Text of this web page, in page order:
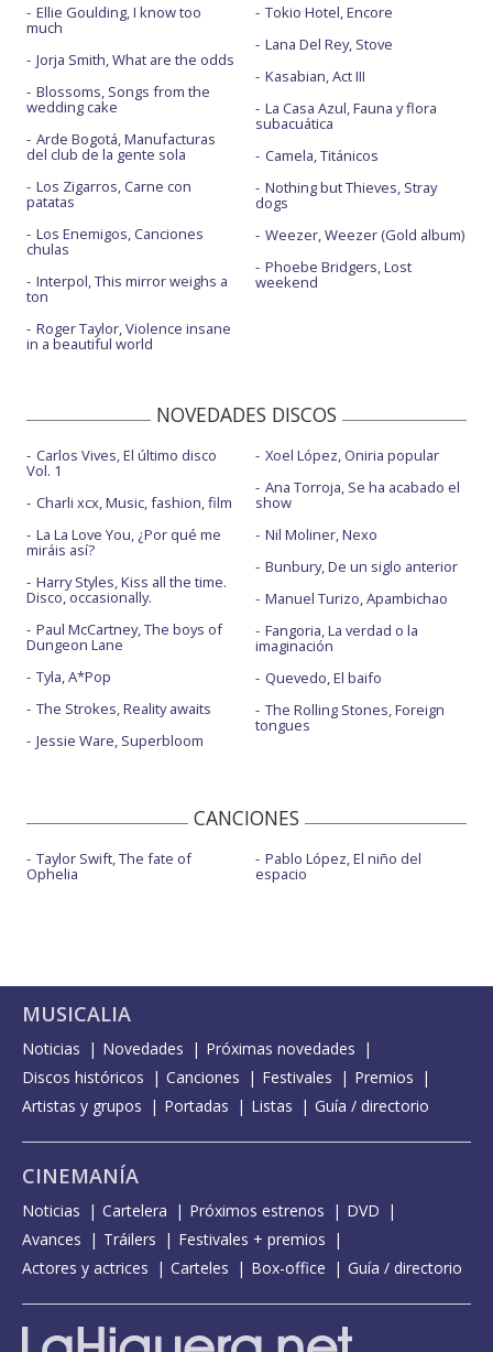
Ellie Goulding, I know too
much
Jorja Smith, What are the odds
Blossoms, Songs from the
wedding cake
Arde Bogotá, Manufacturas
del club de la gente sola
Los Zigarros, Carne con
patatas
Los Enemigos, Canciones
chulas
Interpol, This mirror weighs a
ton
Roger Taylor, Violence insane
in a beautiful world
Tokio Hotel, Encore
Lana Del Rey, Stove
Kasabian, Act III
La Casa Azul, Fauna y flora
subacuática
Camela, Titánicos
Nothing but Thieves, Stray
dogs
Weezer, Weezer (Gold album)
Phoebe Bridgers, Lost
weekend
NOVEDADES DISCOS
Carlos Vives, El último disco
Vol. 1
Charli xcx, Music, fashion, film
La La Love You, ¿Por qué me
miráis así?
Harry Styles, Kiss all the time.
Disco, occasionally.
Paul McCartney, The boys of
Dungeon Lane
Tyla, A*Pop
The Strokes, Reality awaits
Jessie Ware, Superbloom
Xoel López, Oniria popular
Ana Torroja, Se ha acabado el
show
Nil Moliner, Nexo
Bunbury, De un siglo anterior
Manuel Turizo, Apambichao
Fangoria, La verdad o la
imaginación
Quevedo, El baifo
The Rolling Stones, Foreign
tongues
CANCIONES
Taylor Swift, The fate of
Ophelia
Pablo López, El niño del
espacio
MUSICALIA
Noticias Novedades
Próximas novedades
Discos históricos
Canciones Festivales
Premios
Artistas y grupos
Portadas Listas Guía / directorio
CINEMANÍA
Noticias Cartelera Próximos estrenos
DVD
Avances
Tráilers
Festivales + premios
Actores y actrices
Carteles Box-office Guía / directorio